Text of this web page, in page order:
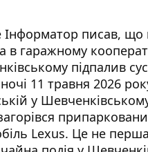
Інформатор писав, що
в гаражному
підпалив
11 травня 2026
у
Lexus. Це не перша